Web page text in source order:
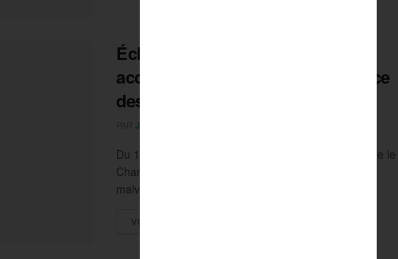
Échecs : Saint-Jean-de-Braye
accueille le championnat de France
des aveugles et malvoyants
JADE DELATTRE-BUISSET
Du 14 au 17 mai 2026, Saint-Jean-de-Braye accueille le
Championnat de France d'échecs des aveugles et
malvoyants. Organisé sous l'égide...
VOIR PLUS